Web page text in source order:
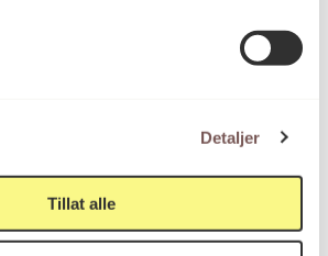
Detaljer
Tillat alle